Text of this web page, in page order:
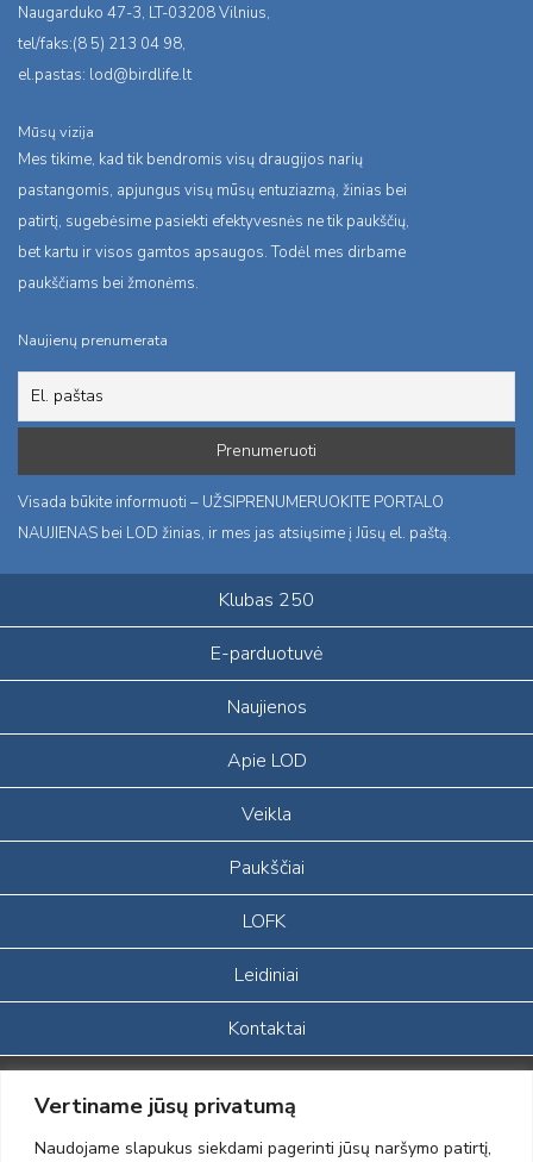
Vertiname jūsų privatumą
Naudojame slapukus siekdami pagerinti jūsų naršymo patirtį,
Naugarduko 47-3, LT-03208 Vilnius,
tel/faks:(8 5) 213 04 98,
el.pastas: lod@birdlife.lt
Mūsų vizija
Mes tikime, kad tik bendromis visų draugijos narių
pastangomis, apjungus visų mūsų entuziazmą, žinias bei
patirtį, sugebėsime pasiekti efektyvesnės ne tik paukščių,
bet kartu ir visos gamtos apsaugos. Todėl mes dirbame
paukščiams bei žmonėms.
Naujienų prenumerata
Visada būkite informuoti – UŽSIPRENUMERUOKITE PORTALO
NAUJIENAS bei LOD žinias, ir mes jas atsiųsime į Jūsų el. paštą.
Klubas 250
E-parduotuvė
Naujienos
Apie LOD
Veikla
Paukščiai
LOFK
Leidiniai
Kontaktai
Portalas sukurtas įgyvendinant Lietuvos Respublikos, Europos
ekonominės erdvės ir Norvegijos finansinių mechanizmų iš dalies
finansuojamą paprojektį